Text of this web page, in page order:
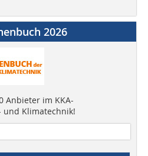
2026
Anbieter im KKA-
und Klimatechnik!